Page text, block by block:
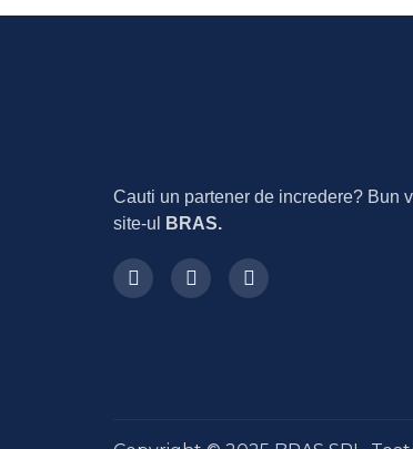
Cauti un partener de incredere? Bun
site-ul
BRAS.